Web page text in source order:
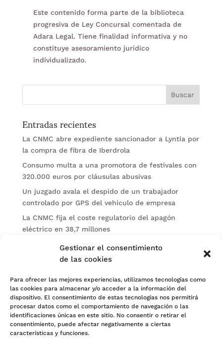
Gestionar el consentimiento
de las cookies
Para ofrecer las mejores experiencias, utilizamos tecnologías como
las cookies para almacenar y/o acceder a la información del
dispositivo. El consentimiento de estas tecnologías nos permitirá
procesar datos como el comportamiento de navegación o las
identificaciones únicas en este sitio. No consentir o retirar el
consentimiento, puede afectar negativamente a ciertas
características y funciones.
Este contenido forma parte de la biblioteca
progresiva de Ley Concursal comentada de
Adara Legal. Tiene finalidad informativa y no
constituye asesoramiento jurídico
individualizado.
Entradas recientes
La CNMC abre expediente sancionador a Lyntia por
la compra de fibra de Iberdrola
Consumo multa a una promotora de festivales con
320.000 euros por cláusulas abusivas
Un juzgado avala el despido de un trabajador
controlado por GPS del vehículo de empresa
La CNMC fija el coste regulatorio del apagón
eléctrico en 38,7 millones
El BOE publica sanciones de la CNMV a Soltec y
Categorías
Actualidad
Noticias Jurídicas
Subastas